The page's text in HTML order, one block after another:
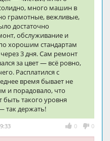
много машин в
грамотные, вежливые,
достаточно
обслуживание и
хорошим стандартам
3 дня. Сам ремонт
за цвет — всё ровно,
Расплатился с
время бывает не
и порадовало, что
быть такого уровня
так держать!
0 0